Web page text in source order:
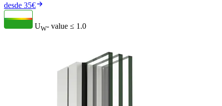
desde 35€
UW- value ≤ 1.0